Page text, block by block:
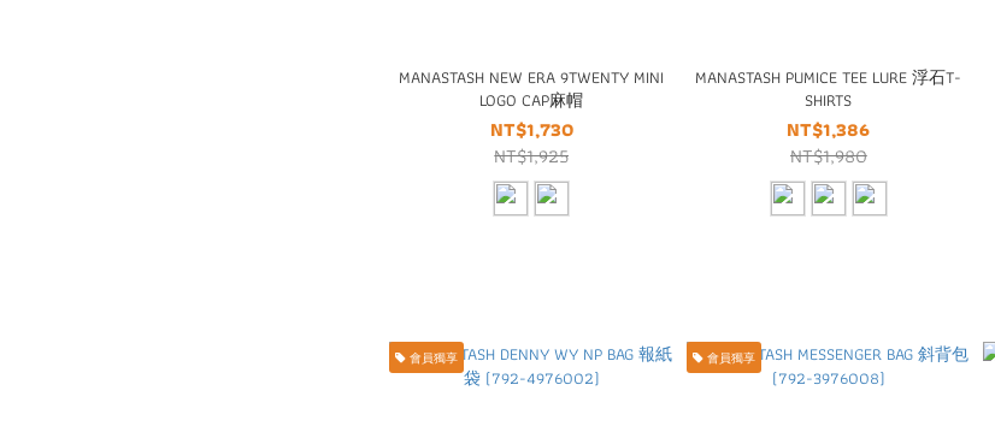
MANASTASH NEW ERA 9TWENTY MINI
LOGO CAP麻帽
NT$1,730
NT$1,925
MANASTASH PUMICE TEE LURE 浮石T-
SHIRTS
NT$1,386
NT$1,980
會員獨享 會員獨享